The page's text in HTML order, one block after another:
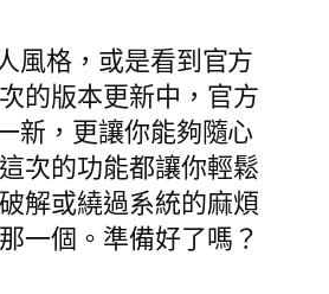
風格，或是看到官方
的版本更新中，官方
新，更讓你能夠隨心
次的功能都讓你輕鬆
解或繞過系統的麻煩
一個。準備好了嗎？